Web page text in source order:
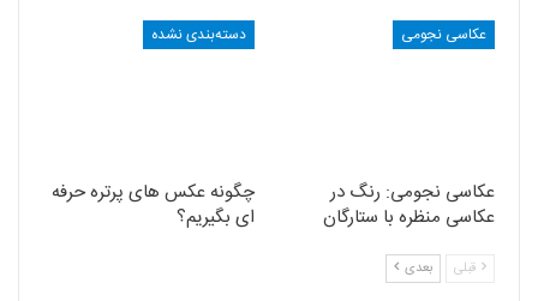
عکاسی نجومی
عکاسی نجومی: رنگ در
عکاسی منظره با ستارگان
دسته‌بندی نشده
چگونه عکس های پرتره حرفه
ای بگیریم؟
قبلی بعدی